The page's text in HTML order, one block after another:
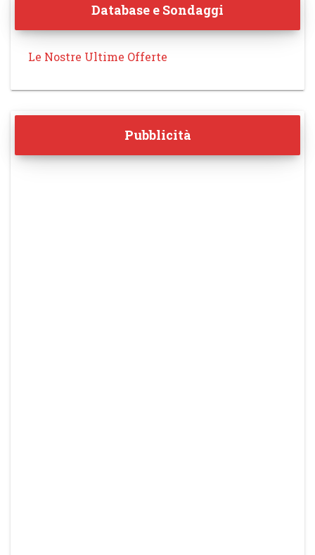
Database e Sondaggi
Le Nostre Ultime Offerte
Pubblicità